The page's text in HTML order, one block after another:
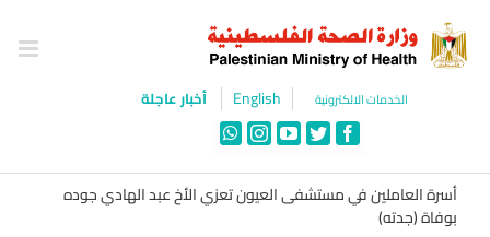
content
الخدمات الالكترونية English أخبار عاجلة
Facebook
Twitter
YouTube
Instagram
WhatsApp
أسرة العاملين في مستشفى العيون تعزي الأخ عبد الهادي جوده
بوفاة (جدته)